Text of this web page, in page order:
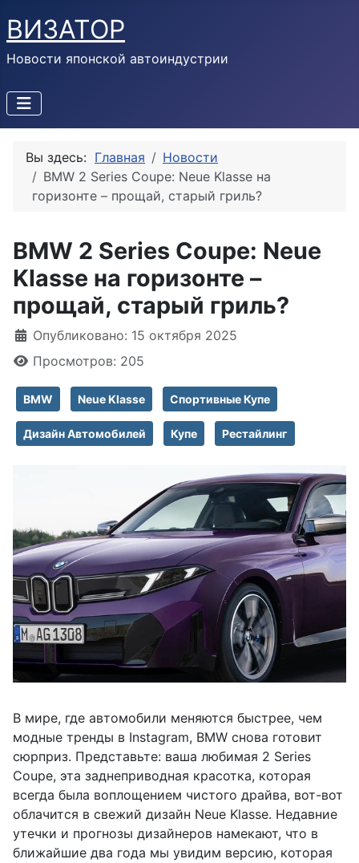
ВИЗАТОР
Новости японской автоиндустрии
Вы здесь: Главная
Новости
BMW 2 Series Coupe: Neue Klasse на
горизонте – прощай, старый гриль?
BMW 2 Series Coupe: Neue
Klasse на горизонте –
прощай, старый гриль?
Информация о материале
Опубликовано: 15 октября 2025
Просмотров: 205
BMW Neue Klasse Спортивные Купе
Дизайн Автомобилей Купе Рестайлинг
В мире, где автомобили меняются быстрее, чем
модные тренды в Instagram, BMW снова готовит
сюрприз. Представьте: ваша любимая 2 Series
Coupe, эта заднеприводная красотка, которая
всегда была воплощением чистого драйва, вот-вот
облачится в свежий дизайн Neue Klasse. Недавние
утечки и прогнозы дизайнеров намекают, что в
ближайшие два года мы увидим версию, которая